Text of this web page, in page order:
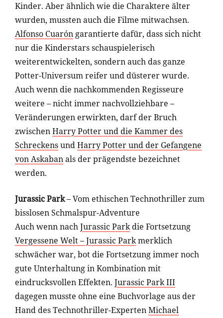
Kinder. Aber ähnlich wie die Charaktere älter
wurden, mussten auch die Filme mitwachsen.
Alfonso Cuarón garantierte dafür, dass sich nicht
nur die Kinderstars schauspielerisch
weiterentwickelten, sondern auch das ganze
Potter-Universum reifer und düsterer wurde.
Auch wenn die nachkommenden Regisseure
weitere – nicht immer nachvollziehbare –
Veränderungen erwirkten, darf der Bruch
zwischenHarry Potter und die Kammer des
SchreckensundHarry Potter und der Gefangene
von Askabanals der prägendste bezeichnet
werden.
Jurassic Park– Vom ethischen Technothriller zum
bisslosen Schmalspur-Adventure
Auch wenn nachJurassic Parkdie Fortsetzung
Vergessene Welt – Jurassic Parkmerklich
schwächer war, bot die Fortsetzung immer noch
gute Unterhaltung in Kombination mit
eindrucksvollen Effekten. Jurassic Park III
dagegen musste ohne eine Buchvorlage aus der
Hand des Technothriller-ExpertenMichael